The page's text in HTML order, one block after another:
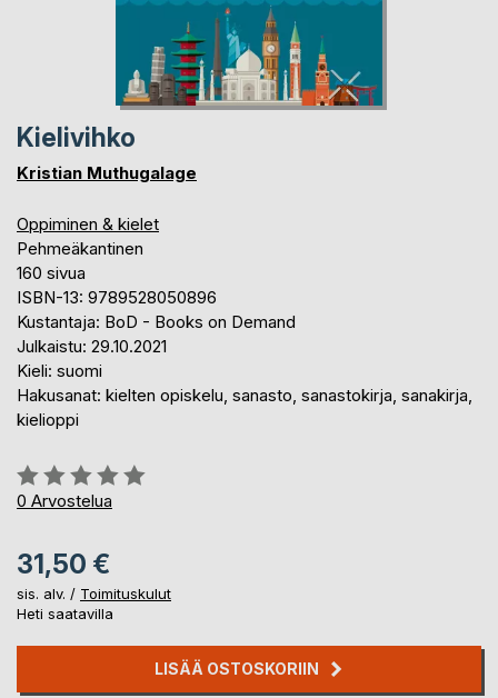
Kielivihko
Kristian Muthugalage
Oppiminen & kielet
Pehmeäkantinen
160 sivua
ISBN-13: 9789528050896
Kustantaja: BoD - Books on Demand
Julkaistu: 29.10.2021
Kieli: suomi
Hakusanat: kielten opiskelu, sanasto, sanastokirja, sanakirja,
kielioppi
Arvostelu::
0%
0 Arvostelua
31,50 €
sis. alv. / Toimituskulut
Heti saatavilla
LISÄÄ OSTOSKORIIN